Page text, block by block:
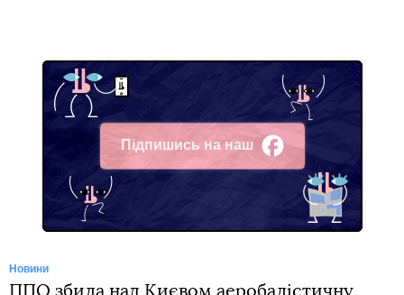
Підпишись на наш
Facebook
Новини
ППО збила над Києвом аеробалістичну